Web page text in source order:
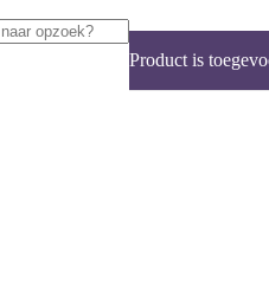
Product is